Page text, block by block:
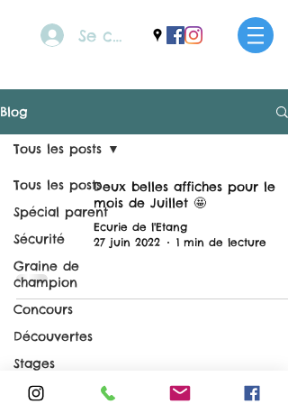
Se connecter
Blog
Tous les posts
Spécial parent
Sécurité
Graine de
champion
Concours
Découvertes
Stages
Tous les posts
Deux belles affiches pour le
mois de Juillet 🤩
Ecurie de l'Etang
27 juin 2022
1 min de lecture